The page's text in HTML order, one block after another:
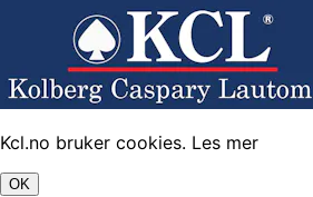
Kcl.no bruker cookies. Les mer
OK